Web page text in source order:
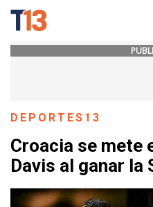
DEPORTES13
Croacia se mete
Davis al ganar la